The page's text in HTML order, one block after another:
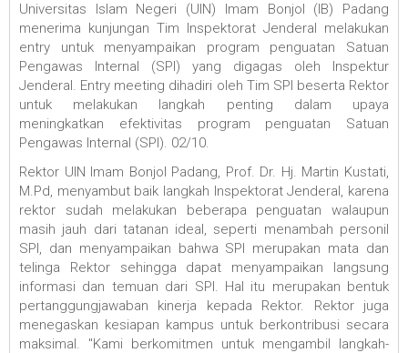
Universitas Islam Negeri (UIN) Imam Bonjol (IB) Padang
menerima kunjungan Tim Inspektorat Jenderal melakukan
entry untuk menyampaikan program penguatan Satuan
Pengawas Internal (SPI) yang digagas oleh Inspektur
Jenderal. Entry meeting dihadiri oleh Tim SPI beserta Rektor
untuk melakukan langkah penting dalam upaya
meningkatkan efektivitas program penguatan Satuan
Pengawas Internal (SPI). 02/10.
Rektor UIN Imam Bonjol Padang, Prof. Dr. Hj. Martin Kustati,
M.Pd, menyambut baik langkah Inspektorat Jenderal, karena
rektor sudah melakukan beberapa penguatan walaupun
masih jauh dari tatanan ideal, seperti menambah personil
SPI, dan menyampaikan bahwa SPI merupakan mata dan
telinga Rektor sehingga dapat menyampaikan langsung
informasi dan temuan dari SPI. Hal itu merupakan bentuk
pertanggungjawaban kinerja kepada Rektor. Rektor juga
menegaskan kesiapan kampus untuk berkontribusi secara
maksimal. "Kami berkomitmen untuk mengambil langkah-